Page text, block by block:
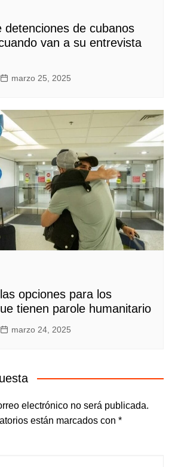
detenciones de cubanos
van a su entrevista
marzo 25, 2025
opciones para los
tienen parole humanitario
marzo 24, 2025
electrónico no será publicada.
están marcados con *